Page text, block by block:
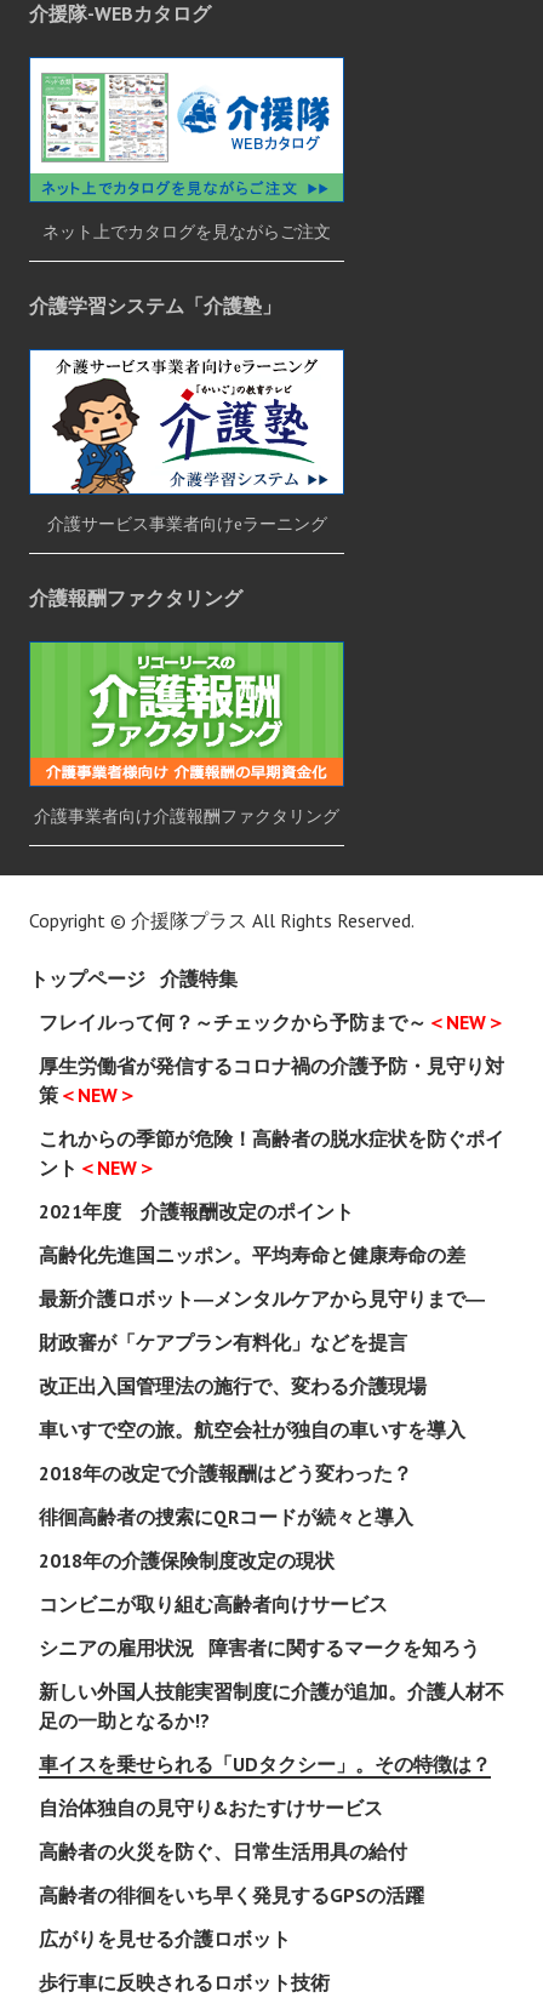
介援隊-WEBカタログ
ネット上でカタログを見ながらご注文
介護学習システム「介護塾」
介護サービス事業者向けeラーニング
介護報酬ファクタリング
介護事業者向け介護報酬ファクタリング
Copyright © 介援隊プラス All Rights Reserved.
トップページ 介護特集
フレイルって何？～チェックから予防まで～ ＜NEW＞
厚生労働省が発信するコロナ禍の介護予防・見守り対
策 ＜NEW＞
これからの季節が危険！高齢者の脱水症状を防ぐポイ
ント ＜NEW＞
2021年度 介護報酬改定のポイント
高齢化先進国ニッポン。平均寿命と健康寿命の差
最新介護ロボット―メンタルケアから見守りまで―
財政審が「ケアプラン有料化」などを提言
改正出入国管理法の施行で、変わる介護現場
車いすで空の旅。航空会社が独自の車いすを導入
2018年の改定で介護報酬はどう変わった？
徘徊高齢者の捜索にQRコードが続々と導入
2018年の介護保険制度改定の現状
コンビニが取り組む高齢者向けサービス
シニアの雇用状況
障害者に関するマークを知ろう
新しい外国人技能実習制度に介護が追加。介護人材不
足の一助となるか!?
車イスを乗せられる「UDタクシー」。その特徴は？
自治体独自の見守り&おたすけサービス
高齢者の火災を防ぐ、日常生活用具の給付
高齢者の徘徊をいち早く発見するGPSの活躍
広がりを見せる介護ロボット
歩行車に反映されるロボット技術